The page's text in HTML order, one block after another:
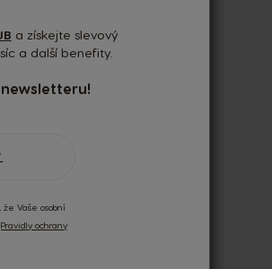
a získejte slevový
a další benefity.
Vaše osobní
Pravidly ochrany